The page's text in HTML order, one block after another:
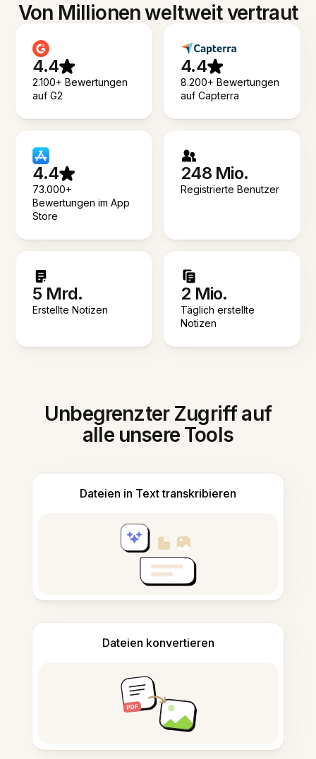
Von Millionen weltweit vertraut
4.4
2.100+ Bewertungen
auf G2
4.4
8.200+ Bewertungen
auf Capterra
4.4
73.000+
Bewertungen im App
Store
248 Mio.
Registrierte Benutzer
5 Mrd.
Erstellte Notizen
2 Mio.
Täglich erstellte
Notizen
Unbegrenzter Zugriff auf
alle unsere Tools
Dateien in Text transkribieren
Dateien konvertieren